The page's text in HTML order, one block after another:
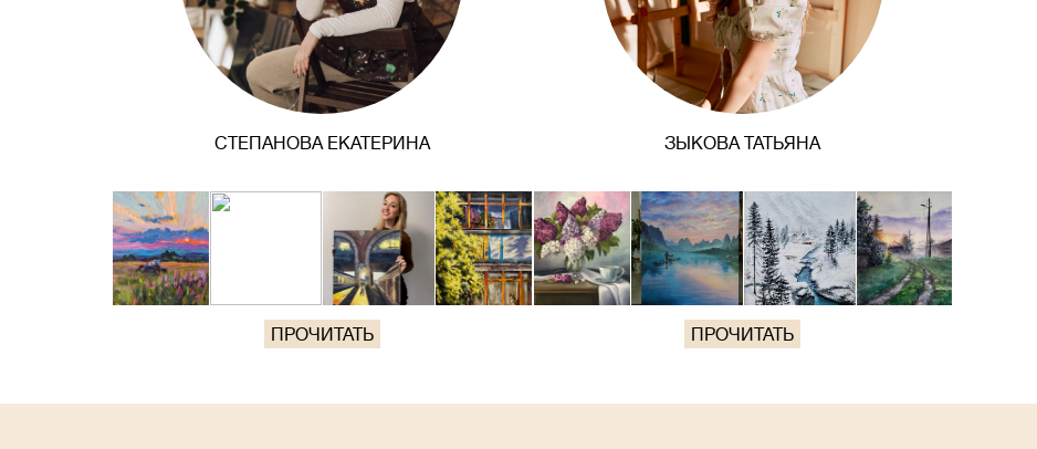
СТЕПАНОВА ЕКАТЕРИНА
ПРОЧИТАТЬ
ЗЫКОВА ТАТЬЯНА
ПРОЧИТАТЬ